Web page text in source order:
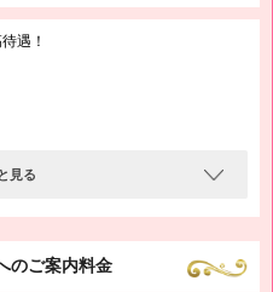
遇！
見る
のご案内料金